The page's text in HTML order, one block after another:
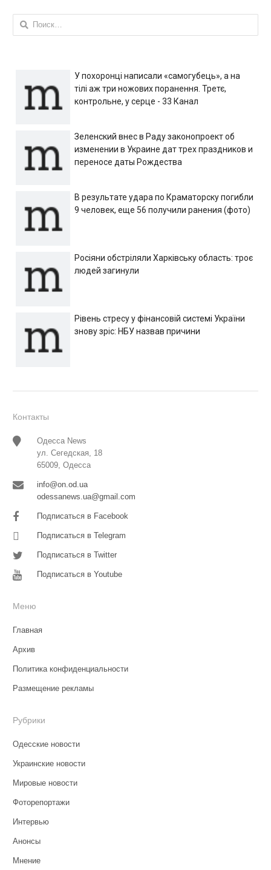
Найти:
У похоронці написали «самогубець», а на
тілі аж три ножових поранення. Третє,
контрольне, у серце - 33 Канал
Зеленский внес в Раду законопроект об
изменении в Украине дат трех праздников и
переносе даты Рождества
В результате удара по Краматорску погибли
9 человек, еще 56 получили ранения (фото)
Росіяни обстріляли Харківську область: троє
людей загинули
Рівень стресу у фінансовій системі України
знову зріс: НБУ назвав причини
Контакты
Одесса News
ул. Сегедская, 18
65009, Одесса
info@on.od.ua
odessanews.ua@gmail.com
Подписаться в Facebook
Подписаться в Telegram
Подписаться в Twitter
Подписаться в Youtube
Меню
Главная
Архив
Политика конфиденциальности
Размещение рекламы
Рубрики
Одесские новости
Украинские новости
Мировые новости
Фоторепортажи
Интервью
Анонсы
Мнение